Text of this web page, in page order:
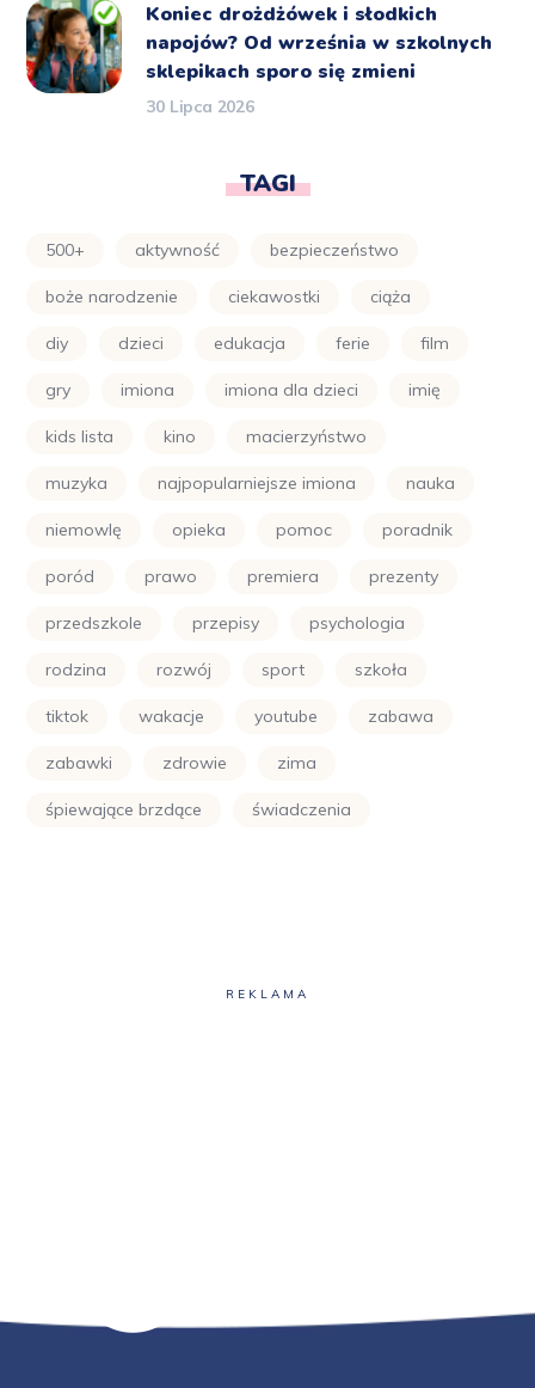
Koniec drożdżówek i słodkich
napojów? Od września w szkolnych
sklepikach sporo się zmieni
30 Lipca 2026
TAGI
500+ aktywność bezpieczeństwo
boże narodzenie ciekawostki ciąża
diy dzieci edukacja ferie film
gry imiona imiona dla dzieci imię
kids lista kino macierzyństwo
muzyka najpopularniejsze imiona nauka
niemowlę opieka pomoc poradnik
poród prawo premiera prezenty
przedszkole przepisy psychologia
rodzina rozwój sport szkoła
tiktok wakacje youtube zabawa
zabawki zdrowie zima
śpiewające brzdące świadczenia
REKLAMA